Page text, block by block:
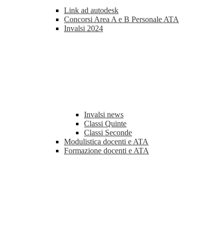
Link ad autodesk
Concorsi Area A e B Personale ATA
Invalsi 2024
Invalsi news
Classi Quinte
Classi Seconde
Modulistica docenti e ATA
Formazione docenti e ATA